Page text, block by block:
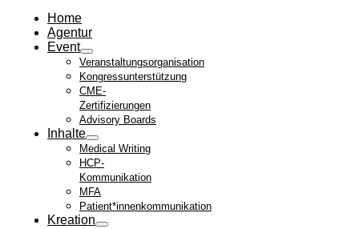
Home
Agentur
Event
Veranstaltungsorganisation
Kongressunterstützung
CME-
Zertifizierungen
Advisory Boards
Inhalte
Medical Writing
HCP-
Kommunikation
MFA
Patient*innenkommunikation
Kreation